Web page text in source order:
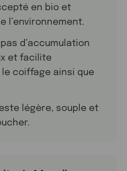
en bio et
l’environnement.
pas d’accumulation
et facilite
coiffage ainsi que
légère, souple et